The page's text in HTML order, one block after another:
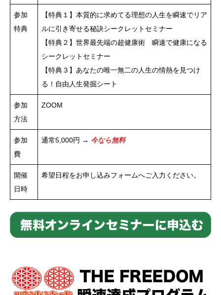
参加
特典
【特典１】本質的に求めてる理想の人生を瞬速でリア
ルに引き寄せる秘訣シークレットセミナー
【特典２】世界最先端の超健康術 瞬速で健康になる
シークレットセミナー
【特典３】あなたの唯一無二の人生の情熱を見つけ
る！自由人生発掘シート
参加
方法
ZOOM
参加
費
通常5,000円 → 今なら無料
開催
日時
希望日程をお申し込みフォームへご入力ください。